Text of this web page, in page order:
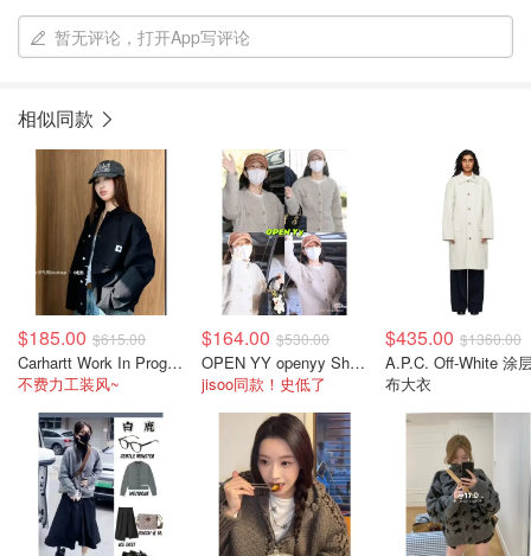
暂无评论，打开App写评论
相似同款
$185.00 $615.00
Carhartt Work In Progress Carhartt WIP OG Michigan 工装夹克 黑色
不费力工装风~
$164.00 $530.00
OPEN YY openyy Shaggy 米色开衫
jisoo同款！史低了
$435.00 $1360.00
A.P.C. Off-White 涂
布大衣